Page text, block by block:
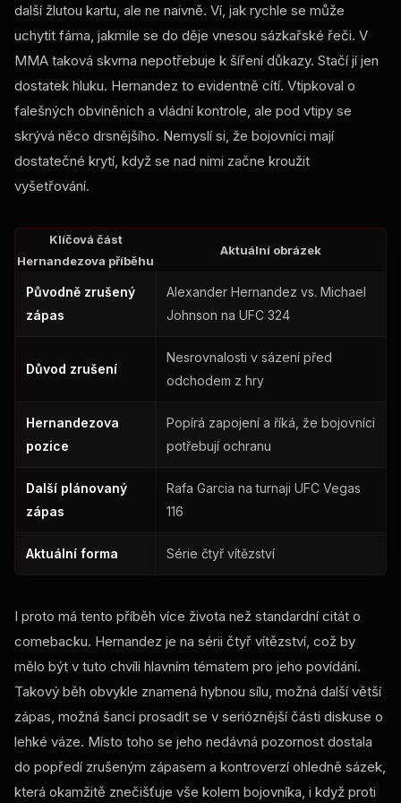
další žlutou kartu, ale ne naivně. Ví, jak rychle se může
uchytit fáma, jakmile se do děje vnesou sázkařské řeči. V
MMA taková skvrna nepotřebuje k šíření důkazy. Stačí jí jen
dostatek hluku. Hernandez to evidentně cítí. Vtipkoval o
falešných obviněních a vládní kontrole, ale pod vtipy se
skrývá něco drsnějšího. Nemyslí si, že bojovníci mají
dostatečné krytí, když se nad nimi začne kroužit
vyšetřování.
Klíčová část
Hernandezova příběhu
Aktuální obrázek
Původně zrušený
zápas
Alexander Hernandez vs. Michael
Johnson na UFC 324
Důvod zrušení
Nesrovnalosti v sázení před
odchodem z hry
Hernandezova
pozice
Popírá zapojení a říká, že bojovníci
potřebují ochranu
Další plánovaný
zápas
Rafa Garcia na turnaji UFC Vegas
116
Aktuální forma Série čtyř vítězství
I proto má tento příběh více života než standardní citát o
comebacku. Hernandez je na sérii čtyř vítězství, což by
mělo být v tuto chvíli hlavním tématem pro jeho povídání.
Takový běh obvykle znamená hybnou sílu, možná další větší
zápas, možná šanci prosadit se v serióznější části diskuse o
lehké váze. Místo toho se jeho nedávná pozornost dostala
do popředí zrušeným zápasem a kontroverzí ohledně sázek,
která okamžitě znečišťuje vše kolem bojovníka, i když proti